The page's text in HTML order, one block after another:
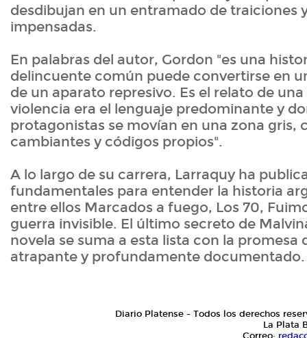
desdibujan en un entramado de traiciones
impensadas.
En palabras del autor, Gordon "es una
delincuente común puede convertirse en
de un aparato represivo. Es el relato de
violencia era el lenguaje predominante y
protagonistas se movían en una zona gris,
cambiantes y códigos propios".
A lo largo de su carrera, Larraquy ha
fundamentales para entender la historia
entre ellos Marcados a fuego, Los 70,
guerra invisible. El último secreto de
novela se suma a esta lista con la promesa
atrapante y profundamente
Diario Platense - Todos los derechos
La Plata